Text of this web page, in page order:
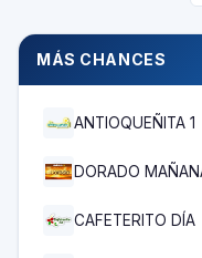
MÁS CHANCES
ANTIOQUEÑITA 1
DORADO
CAFETERITO DÍA